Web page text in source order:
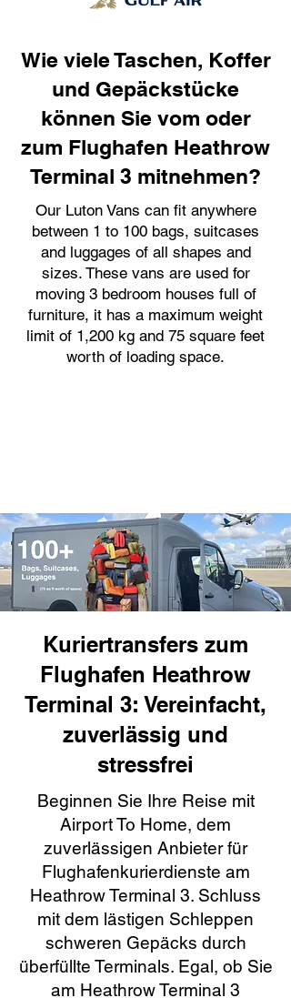
Wie viele Taschen, Koffer
und Gepäckstücke
können Sie vom oder
zum Flughafen Heathrow
Terminal 3 mitnehmen?
Our Luton Vans can fit anywhere
between 1 to 100 bags, suitcases
and luggages of all shapes and
sizes. These vans are used for
moving 3 bedroom houses full of
furniture, it has a maximum weight
limit of 1,200 kg and 75 square feet
worth of loading space.
Kuriertransfers zum
Flughafen Heathrow
Terminal 3: Vereinfacht,
zuverlässig und
stressfrei
Beginnen Sie Ihre Reise mit
Airport To Home, dem
zuverlässigen Anbieter für
Flughafenkurierdienste am
Heathrow Terminal 3. Schluss
mit dem lästigen Schleppen
schweren Gepäcks durch
überfüllte Terminals. Egal, ob Sie
am Heathrow Terminal 3